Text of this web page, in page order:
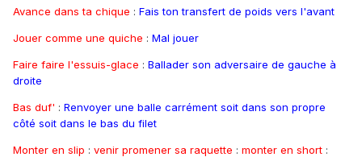
Avance dans ta chique : Fais ton transfert de poids vers l'avant
Jouer comme une quiche : Mal jouer
Faire faire l'essuis-glace : Ballader son adversaire de gauche à
droite
Bas duf' : Renvoyer une balle carrément soit dans son propre
côté soit dans le bas du filet
Monter en slip : venir promener sa raquette : monter en short :